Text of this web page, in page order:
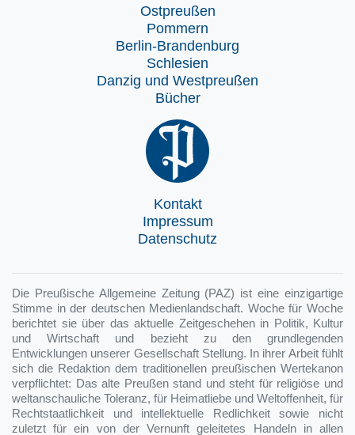
Ostpreußen
Pommern
Berlin-Brandenburg
Schlesien
Danzig und Westpreußen
Bücher
Kontakt
Impressum
Datenschutz
Die Preußische Allgemeine Zeitung (PAZ) ist eine einzigartige
Stimme in der deutschen Medienlandschaft. Woche für Woche
berichtet sie über das aktuelle Zeitgeschehen in Politik, Kultur
und Wirtschaft und bezieht zu den grundlegenden
Entwicklungen unserer Gesellschaft Stellung. In ihrer Arbeit fühlt
sich die Redaktion dem traditionellen preußischen Wertekanon
verpflichtet: Das alte Preußen stand und steht für religiöse und
weltanschauliche Toleranz, für Heimatliebe und Weltoffenheit, für
Rechtstaatlichkeit und intellektuelle Redlichkeit sowie nicht
zuletzt für ein von der Vernunft geleitetes Handeln in allen